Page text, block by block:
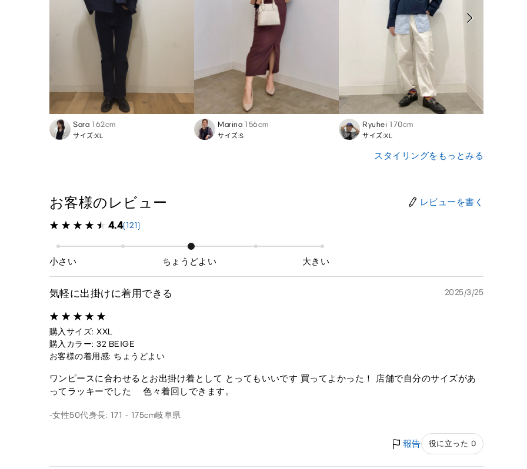
Sara 162cm
サイズ:XL
Marina 156cm
サイズ:S
Ryuhei 170cm
サイズ:XL
スタイリングをもっとみる
お客様のレビュー レビューを書く
4.4(121)
小さい ちょうどよい 大きい
気軽に出掛けに着用できる 2025/3/25
購入サイズ: XXL
購入カラー: 32 BEIGE
お客様の着用感: ちょうどよい
ワンピースに合わせるとお出掛け着として とってもいいです 買ってよかった！ 店舗で自分のサイズがあ
ってラッキーでした 色々着回しできます。
-女性50代身長: 171 - 175cm岐阜県
報告 役に立った 0